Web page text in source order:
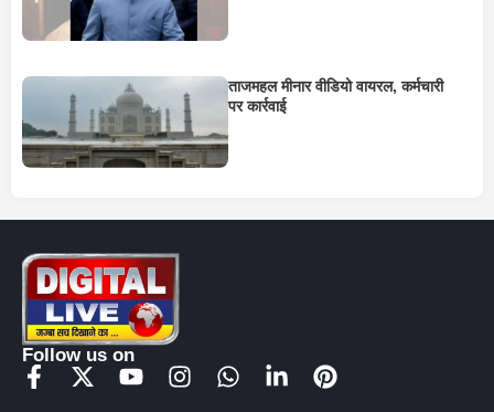
ताजमहल मीनार वीडियो वायरल, कर्मचारी
पर कार्रवाई
Follow us on